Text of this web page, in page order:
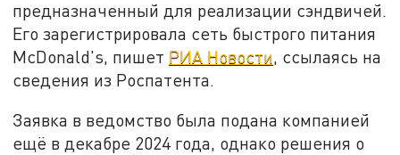
предназначенный для реализации сэндвичей.
Его зарегистрировала сеть быстрого питания
McDonald's, пишет РИА Новости, ссылаясь на
сведения из Роспатента.
Заявка в ведомство была подана компанией
ещё в декабре 2024 года, однако решения о